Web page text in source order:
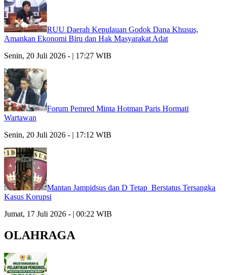
RUU Daerah Kepulauan Godok Dana Khusus,
Amankan Ekonomi Biru dan Hak Masyarakat Adat
Senin, 20 Juli 2026 - | 17:27 WIB
Forum Pemred Minta Hotman Paris Hormati
Wartawan
Senin, 20 Juli 2026 - | 17:12 WIB
Mantan Jampidsus dan D Tetap Berstatus Tersangka
Kasus Korupsi
Jumat, 17 Juli 2026 - | 00:22 WIB
OLAHRAGA